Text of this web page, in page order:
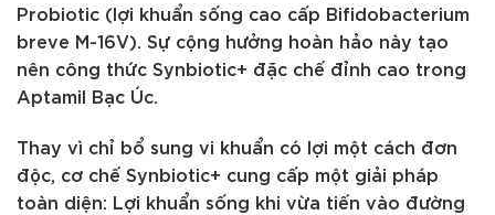
Probiotic (lợi khuẩn sống cao cấp Bifidobacterium
breve M-16V). Sự cộng hưởng hoàn hảo này tạo
nên công thức Synbiotic+ đặc chế đỉnh cao trong
Aptamil Bạc Úc.
Thay vì chỉ bổ sung vi khuẩn có lợi một cách đơn
độc, cơ chế Synbiotic+ cung cấp một giải pháp
toàn diện: Lợi khuẩn sống khi vừa tiến vào đường